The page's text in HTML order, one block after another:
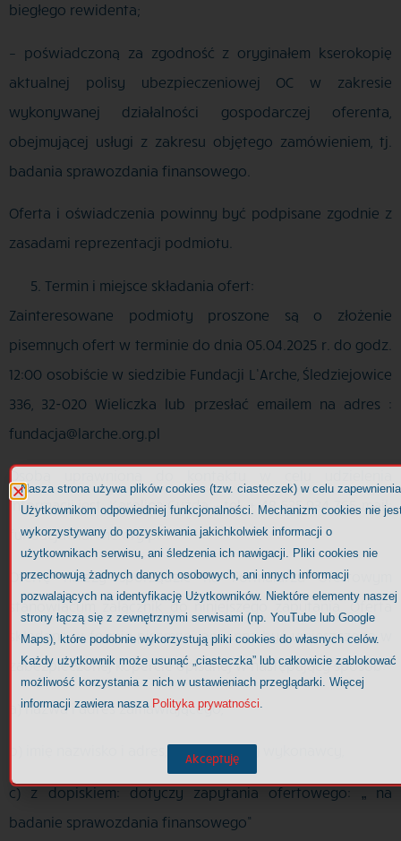
biegłego rewidenta;
– poświadczoną za zgodność z oryginałem kserokopię
aktualnej polisy ubezpieczeniowej OC w zakresie
wykonywanej działalności gospodarczej oferenta,
obejmującej usługi z zakresu objętego zamówieniem, tj.
badania sprawozdania finansowego.
Oferta i oświadczenia powinny być podpisane zgodnie z
zasadami reprezentacji podmiotu.
Termin i miejsce składania ofert:
Zainteresowane podmioty proszone są o złożenie
pisemnych ofert w terminie do dnia 05.04.2025 r. do godz.
12:00 osobiście w siedzibie Fundacji L’Arche, Śledziejowice
336, 32-020 Wieliczka lub przesłać emailem na adres :
fundacja@larche.org.pl
Osobą uprawnioną do kontaktu w celu udzielenia
informacji jest: Karolina Gużda – tel. + 48 535 934 765, mail:
fundacja@larche.org.pl
Ofertę należy sporządzić na Formularzu Ofertowym
stanowiącym załącznik do niniejszego zapytania. Oferta
składana w formie pisemnej powinna być umieszczona w
zabezpieczonej kopercie opisanej w następujący sposób:
a) nazwa i adres zamawiającego,
b) imię nazwisko i adres, nazwa (firma) wykonawcy,
c) z dopiskiem: dotyczy zapytania ofertowego: „ na
badanie sprawozdania finansowego”
Nasza strona używa plików cookies (tzw. ciasteczek) w celu zapewnienia
Użytkownikom odpowiedniej funkcjonalności. Mechanizm cookies nie
wykorzystywany do pozyskiwania jakichkolwiek informacji o
użytkownikach serwisu, ani śledzenia ich nawigacji. Pliki cookies nie
przechowują żadnych danych osobowych, ani innych informacji
pozwalających na identyfikację Użytkowników. Niektóre elementy naszej
strony łączą się z zewnętrznymi serwisami (np. YouTube lub Google
Maps), które podobnie wykorzystują pliki cookies do własnych celów.
Każdy użytkownik może usunąć „ciasteczka” lub całkowicie zablokować
możliwość korzystania z nich w ustawieniach przeglądarki. Więcej
informacji zawiera nasza Polityka prywatności.
Akceptuję